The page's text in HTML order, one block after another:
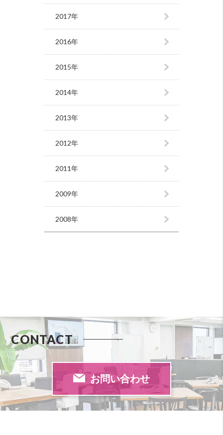
2017年
2016年
2015年
2014年
2013年
2012年
2011年
2009年
2008年
CONTACT
お問い合わせ